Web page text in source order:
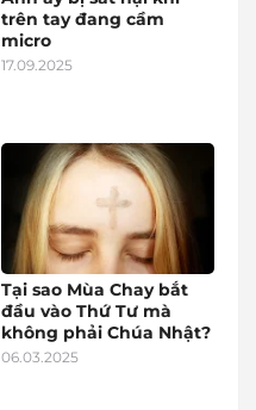
trên tay đang cầm
micro
17.09.2025
Tại sao Mùa Chay bắt
đầu vào Thứ Tư mà
không phải Chúa Nhật?
06.03.2025